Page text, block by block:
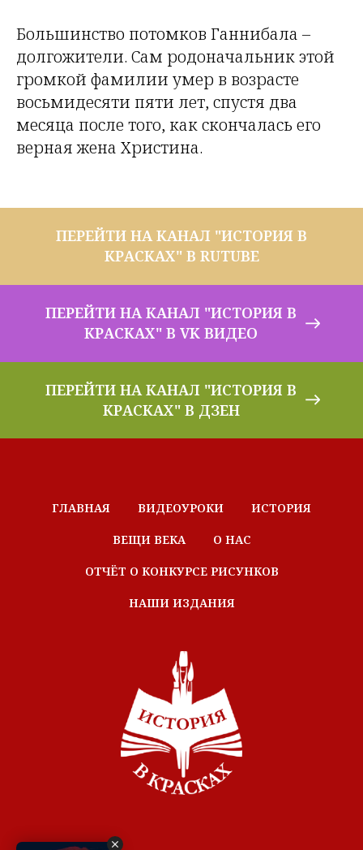
Большинство потомков Ганнибала –
долгожители. Сам родоначальник этой
громкой фамилии умер в возрасте
восьмидесяти пяти лет, спустя два
месяца после того, как скончалась его
верная жена Христина.
ПЕРЕЙТИ НА КАНАЛ "ИСТОРИЯ В
КРАСКАХ" В RUTUBE
ПЕРЕЙТИ НА КАНАЛ "ИСТОРИЯ В
КРАСКАХ" В VK ВИДЕО
ПЕРЕЙТИ НА КАНАЛ "ИСТОРИЯ В
КРАСКАХ" В ДЗЕН
ГЛАВНАЯ ВИДЕОУРОКИ ИСТОРИЯ
ВЕЩИ ВЕКА О НАС
ОТЧЁТ О КОНКУРСЕ РИСУНКОВ
НАШИ ИЗДАНИЯ